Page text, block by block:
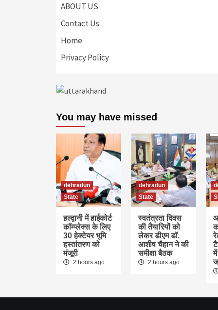
ABOUT US
Contact Us
Home
Privacy Policy
You may have missed
dehradun
State
हल्द्वानी में हाईकोर्ट
कॉम्प्लेक्स के लिए
30 हेक्टेयर भूमि
हस्तांतरण को
मंजूरी
2 hours ago
dehradun
State
स्वतंत्रता दिवस
की तैयारियों को
लेकर डीएम डॉ.
आशीष चैहान ने की
समीक्षा बैठक
2 hours ago
में